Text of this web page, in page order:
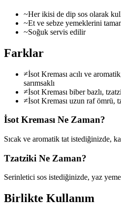
~Her ikisi de dip sos olarak
~Et ve sebze yemeklerini
~Soğuk servis edilir
Farklar
≠İsot Kreması acılı ve
sarımsaklı
≠İsot Kreması biber bazlı,
≠İsot Kreması uzun raf ömrü,
İsot Kreması Ne Zaman?
Sıcak ve aromatik tat istediğinizde,
Tzatziki Ne Zaman?
Serinletici sos istediğinizde, yaz
Birlikte Kullanım